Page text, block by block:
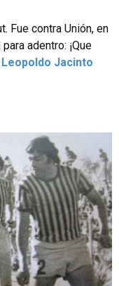
Fue contra Unión, en
adentro: ¡Que
Leopoldo Jacinto